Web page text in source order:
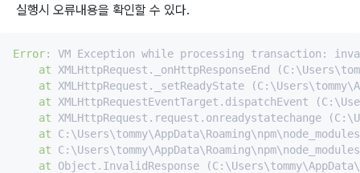
실행시 오류내용을 확인할 수 있다.
Error: VM Exception while processing transaction:
at XMLHttpRequest._onHttpResponseEnd
at XMLHttpRequest._setReadyState
at XMLHttpRequestEventTarget.dispatchEvent
at XMLHttpRequest.request.onreadystatechange
at
at
at Object.InvalidResponse